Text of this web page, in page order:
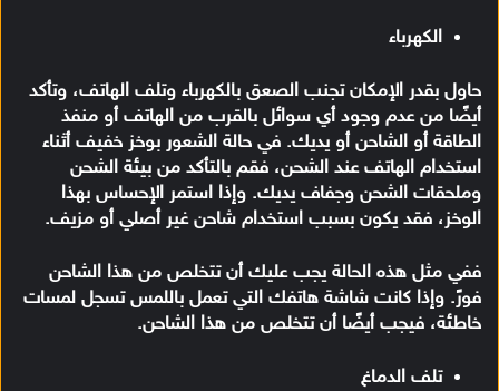
الكهرباء
حاول بقدر الإمكان تجنب الصعق بالكهرباء وتلف الهاتف، وتأكد
أيضًا من عدم وجود أي سوائل بالقرب من الهاتف أو منفذ
الطاقة أو الشاحن أو يديك. في حالة الشعور بوخز خفيف أثناء
استخدام الهاتف عند الشحن، فقم بالتأكد من بيئة الشحن
وملحقات الشحن وجفاف يديك. وإذا استمر الإحساس بهذا
الوخز، فقد يكون بسبب استخدام شاحن غير أصلي أو مزيف.
ففي مثل هذه الحالة يجب عليك أن تتخلص من هذا الشاحن
فورً. وإذا كانت شاشة هاتفك التي تعمل باللمس تسجل لمسات
خاطئة، فيجب أيضًا أن تتخلص من هذا الشاحن.
تلف الدماغ